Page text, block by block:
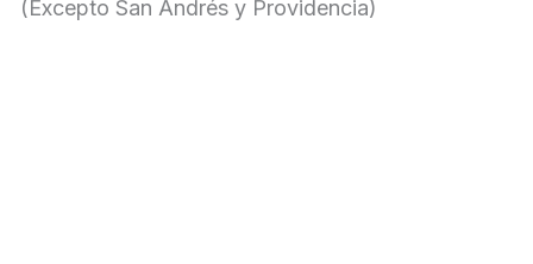
k
a
(Excepto San Andrés y Providencia)